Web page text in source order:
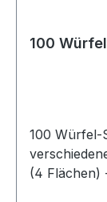
100
100 Würfel-Sortiment 6
(4 Flächen)